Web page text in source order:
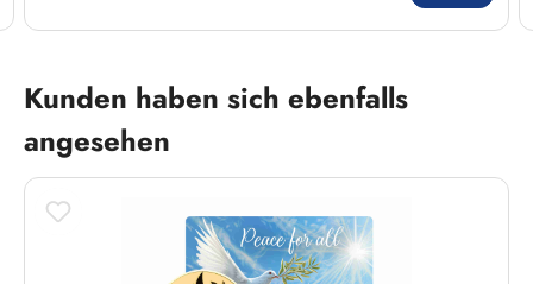
Produktgalerie überspringen
Kunden haben sich ebenfalls
angesehen